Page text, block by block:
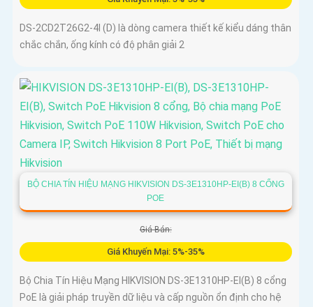
DS-2CD2T26G2-4I (D) là dòng camera thiết kế kiểu dáng thân
chắc chắn, ống kính có độ phân giải 2
BỘ CHIA TÍN HIỆU MẠNG HIKVISION DS-3E1310HP-EI(B) 8 CỔNG
POE
Giá Bán:
Giá Khuyến Mại: 5%-35%
Bộ Chia Tín Hiệu Mạng HIKVISION DS-3E1310HP-EI(B) 8 cổng
PoE là giải pháp truyền dữ liệu và cấp nguồn ổn định cho hệ